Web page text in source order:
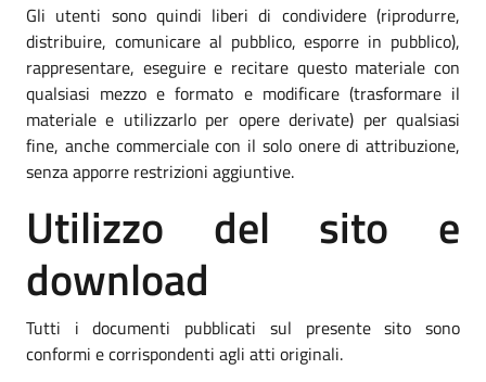
Gli utenti sono quindi liberi di condividere (riprodurre,
distribuire, comunicare al pubblico, esporre in pubblico),
rappresentare, eseguire e recitare questo materiale con
qualsiasi mezzo e formato e modificare (trasformare il
materiale e utilizzarlo per opere derivate) per qualsiasi
fine, anche commerciale con il solo onere di attribuzione,
senza apporre restrizioni aggiuntive.
Utilizzo del sito e
download
Tutti i documenti pubblicati sul presente sito sono
conformi e corrispondenti agli atti originali.